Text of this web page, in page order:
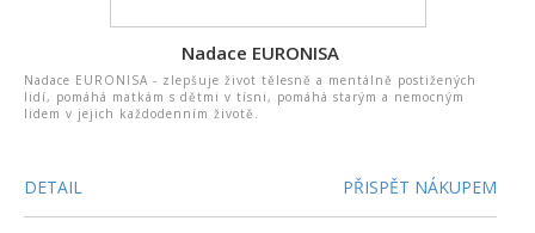
Nadace EURONISA
Nadace EURONISA - zlepšuje život tělesně a mentálně postižených
lidí, pomáhá matkám s dětmi v tísni, pomáhá starým a nemocným
lidem v jejich každodenním životě.
DETAIL PŘISPĚT NÁKUPEM